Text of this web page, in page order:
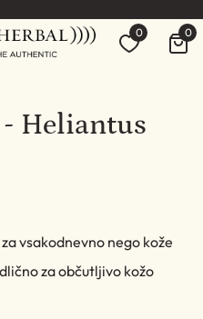
0 0
Heliantus
vsakodnevno nego kože
za občutljivo kožo